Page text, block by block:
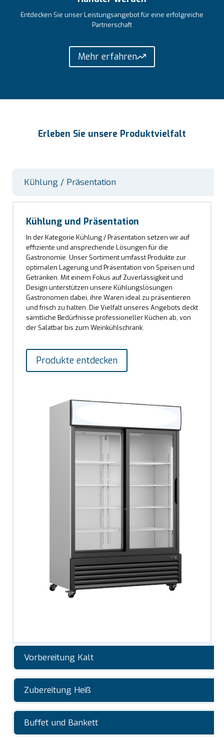
Entdecken Sie unser Leistungsangebot für eine erfolgreiche
Partnerschaft
Mehr erfahren
Erleben Sie unsere Produktvielfalt
Kühlung / Präsentation
Kühlung und Präsentation
In der Kategorie Kühlung / Präsentation setzen wir auf
effiziente und ansprechende Lösungen für die
Gastronomie. Unser Sortiment umfasst Produkte zur
optimalen Lagerung und Präsentation von Speisen und
Getränken. Mit einem Fokus auf Zuverlässigkeit und
Design unterstützen unsere Kühlungslösungen
Gastronomen dabei, ihre Waren ideal zu präsentieren
und frisch zu halten. Die Vielfalt unseres Angebots deckt
sämtliche Bedürfnisse professioneller Küchen ab, von
der Salatbar bis zum Weinkühlschrank.
Produkte entdecken
Vorbereitung Kalt
Zubereitung Heiß
Buffet und Bankett